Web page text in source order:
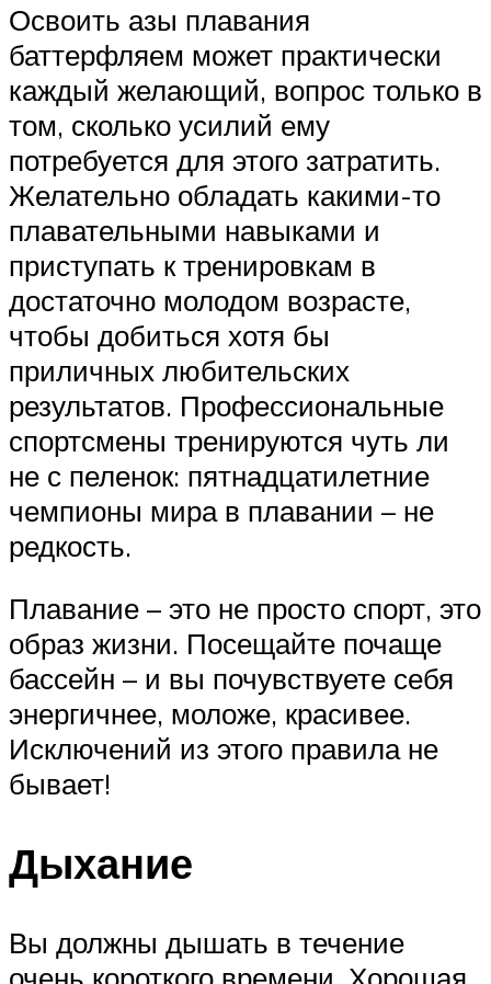
Освоить азы плавания
баттерфляем может практически
каждый желающий, вопрос только в
том, сколько усилий ему
потребуется для этого затратить.
Желательно обладать какими-то
плавательными навыками и
приступать к тренировкам в
достаточно молодом возрасте,
чтобы добиться хотя бы
приличных любительских
результатов. Профессиональные
спортсмены тренируются чуть ли
не с пеленок: пятнадцатилетние
чемпионы мира в плавании – не
редкость.
Плавание – это не просто спорт, это
образ жизни. Посещайте почаще
бассейн – и вы почувствуете себя
энергичнее, моложе, красивее.
Исключений из этого правила не
бывает!
Дыхание
Вы должны дышать в течение